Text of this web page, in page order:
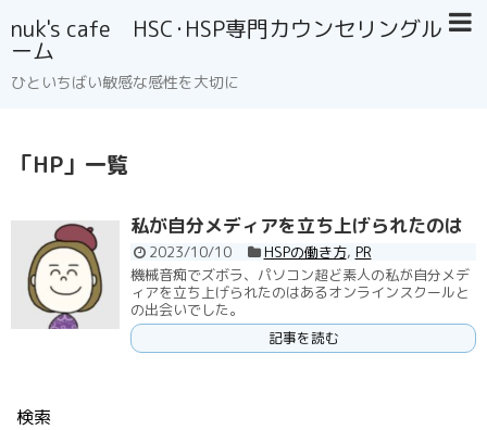
nuk's cafe HSC･HSP専門カウンセリングル
ーム
ひといちばい敏感な感性を大切に
「HP 」 一覧
私が自分メディアを立ち上げられたのは
2023/10/10 HSPの働き方, PR
機械音痴でズボラ、パソコン超ど素人の私が自分メデ
ィアを立ち上げられたのはあるオンラインスクールと
の出会いでした。
記事を読む
検索